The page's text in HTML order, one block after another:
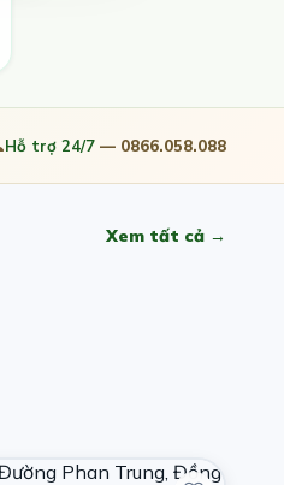
Hỗ trợ 24/7 — 0866.058.088
Xem tất cả →